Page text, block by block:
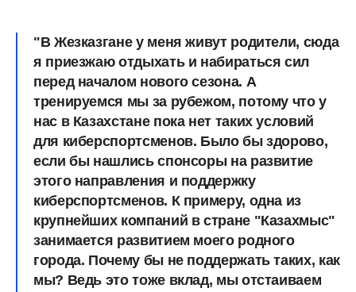
"В Жезказгане у меня живут родители, сюда
я приезжаю отдыхать и набираться сил
перед началом нового сезона. А
тренируемся мы за рубежом, потому что у
нас в Казахстане пока нет таких условий
для киберспортсменов. Было бы здорово,
если бы нашлись спонсоры на развитие
этого направления и поддержку
киберспортсменов. К примеру, одна из
крупнейших компаний в стране "Казахмыс"
занимается развитием моего родного
города. Почему бы не поддержать таких, как
мы? Ведь это тоже вклад, мы отстаиваем